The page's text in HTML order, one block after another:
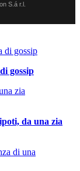
S.á r.l.
gossip
da una zia